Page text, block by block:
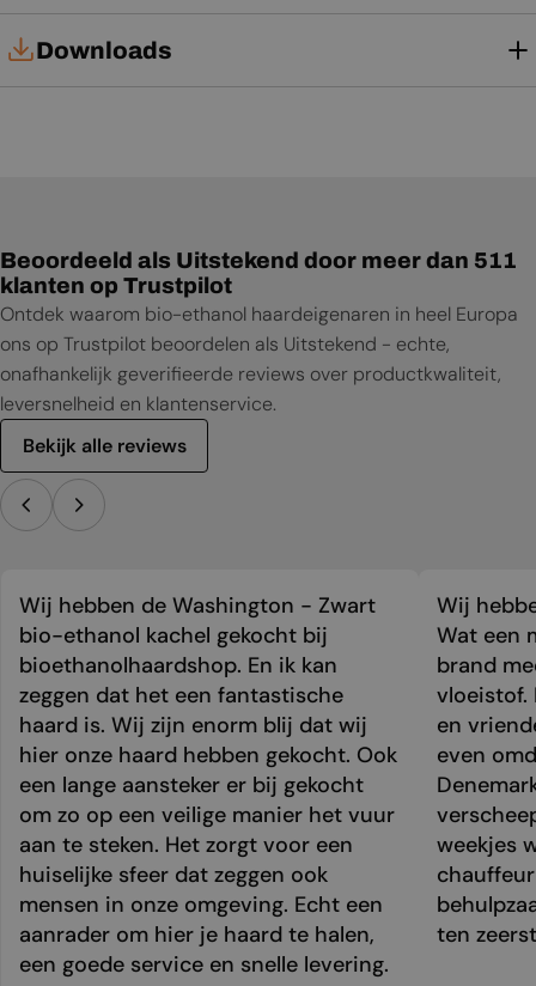
Downloads
Beoordeeld als Uitstekend door meer dan 511
klanten op Trustpilot
Ontdek waarom bio-ethanol haardeigenaren in heel Europa
ons op Trustpilot beoordelen als Uitstekend - echte,
onafhankelijk geverifieerde reviews over productkwaliteit,
leversnelheid en klantenservice.
Bekijk alle reviews
Wij hebben de Washington - Zwart
bio-ethanol kachel gekocht bij
bioethanolhaardshop. En ik kan
zeggen dat het een fantastische
haard is. Wij zijn enorm blij dat wij
hier onze haard hebben gekocht. Ook
een lange aansteker er bij gekocht
om zo op een veilige manier het vuur
aan te steken. Het zorgt voor een
huiselijke sfeer dat zeggen ook
mensen in onze omgeving. Echt een
aanrader om hier je haard te halen,
een goede service en snelle levering.
Wij
Wat een
brand
vloeistof.
en
even
weekjes
ten